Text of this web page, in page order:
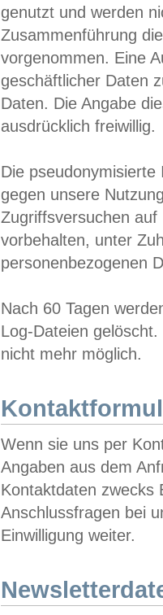
genutzt und werden
Zusammenführung
vorgenommen. Eine
geschäftlicher Daten
Daten. Die Angabe
ausdrücklich freiwillig.
Die
gegen unsere
Zugriffsversuchen
vorbehalten, unter
personenbezogenen
Nach 60 Tagen
Log-Dateien
nicht mehr möglich.
Wenn sie uns per
Angaben aus dem
Kontaktdaten zwecks
Anschlussfragen bei
Einwilligung weiter.